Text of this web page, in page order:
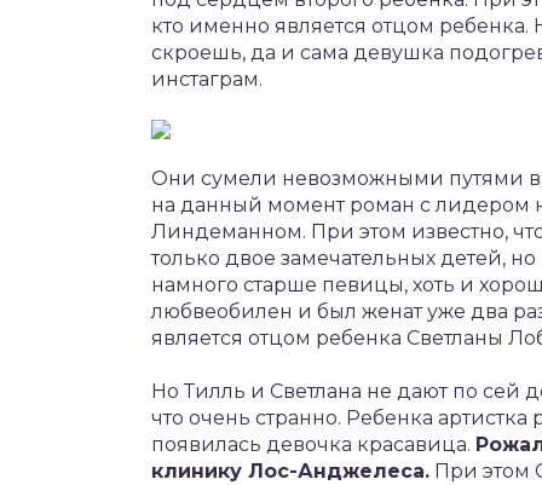
кто именно является отцом ребенка.
скроешь, да и сама девушка
инстаграм.
Они сумели невозможными путями
на данный момент роман с лидером
Линдеманном. При этом известно,
только двое замечательных детей,
намного старше певицы, хоть и
любвеобилен и был женат уже два
является отцом ребенка Светланы
Но Тилль и Светлана не дают по сей
что очень странно. Ребенка
появилась девочка красавица.
клинику Лос-Анджелеса. При этом